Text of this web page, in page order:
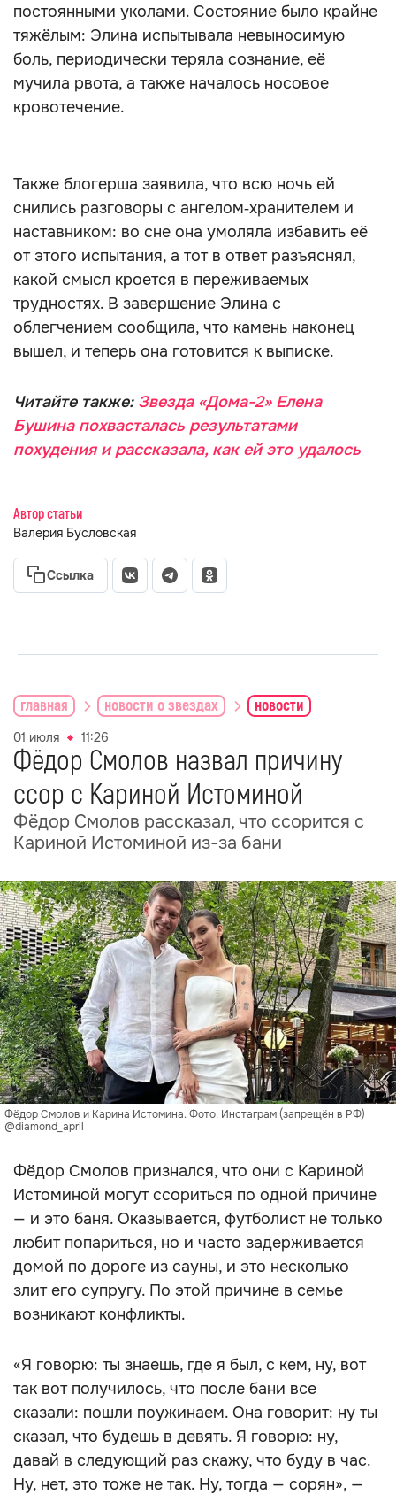
постоянными уколами. Состояние было крайне
тяжёлым: Элина испытывала невыносимую
боль, периодически теряла сознание, её
мучила рвота, а также началось носовое
кровотечение.
Также блогерша заявила, что всю ночь ей
снились разговоры с ангелом‑хранителем и
наставником: во сне она умоляла избавить её
от этого испытания, а тот в ответ разъяснял,
какой смысл кроется в переживаемых
трудностях. В завершение Элина с
облегчением сообщила, что камень наконец
вышел, и теперь она готовится к выписке.
Читайте также: Звезда «Дома-2» Елена
Бушина похвасталась результатами
похудения и рассказала, как ей это удалось
Автор статьи
Валерия Бусловская
Ссылка
главная новости о звездах новости
01 июля 11:26
Фёдор Смолов назвал причину
ссор с Кариной Истоминой
Фёдор Смолов рассказал, что ссорится с
Кариной Истоминой из-за бани
Фёдор Смолов и Карина Истомина. Фото: Инстаграм (запрещён в РФ)
@diamond_april
Фёдор Смолов признался, что они с Кариной
Истоминой могут ссориться по одной причине
— и это баня. Оказывается, футболист не только
любит попариться, но и часто задерживается
домой по дороге из сауны, и это несколько
злит его супругу. По этой причине в семье
возникают конфликты.
«Я говорю: ты знаешь, где я был, с кем, ну, вот
так вот получилось, что после бани все
сказали: пошли поужинаем. Она говорит: ну ты
сказал, что будешь в девять. Я говорю: ну,
давай в следующий раз скажу, что буду в час.
Ну, нет, это тоже не так. Ну, тогда — сорян», —